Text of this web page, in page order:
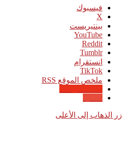
فيسبوك
‫X
بينتيريست
‫YouTube
انستقرام
‫TikTok
ملخص الموقع RSS
زر الذهاب إلى الأعلى